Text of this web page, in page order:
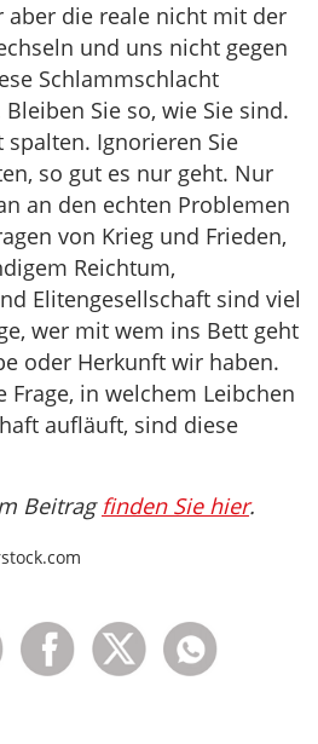
die reale nicht mit der
und uns nicht gegen
Schlammschlacht
Sie so, wie Sie sind.
spalten. Ignorieren Sie
so gut es nur geht. Nur
an den echten Problemen
von Krieg und Frieden,
Reichtum,
Elitengesellschaft sind viel
wer mit wem ins Bett geht
oder Herkunft wir haben.
Frage, in welchem Leibchen
aufläuft, sind diese
Beitrag finden Sie hier.